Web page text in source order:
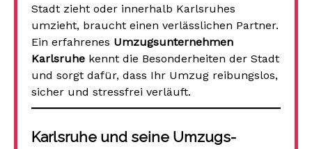
Stadt zieht oder innerhalb Karlsruhes
umzieht, braucht einen verlässlichen Partner.
Ein erfahrenes Umzugsunternehmen
Karlsruhe kennt die Besonderheiten der Stadt
und sorgt dafür, dass Ihr Umzug reibungslos,
sicher und stressfrei verläuft.
Karlsruhe und seine Umzugs-